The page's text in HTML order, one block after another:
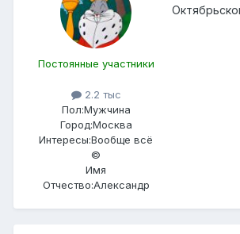
Постоянные участники
2.2 тыс
Пол:Мужчина
Город:Москва
Интересы:Вообще всё
©
Имя
Отчество:Александр